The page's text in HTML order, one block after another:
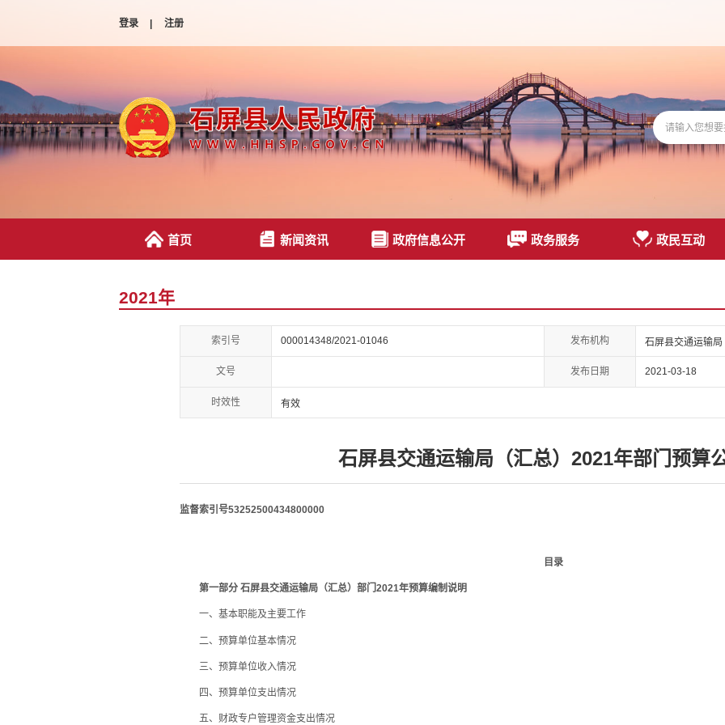
登录 | 注册
首页 新闻资讯 政府信息公开 政务服务 政民互动
2021年
索引号 000014348/2021-01046 发布机构 石屏县交通运输局
文号 发布日期 2021-03-18
时效性 有效
石屏县交通运输局（汇总）2021年部门预算
监督索引号53252500434800000
目录
第一部分 石屏县交通运输局（汇总）部门2021年预算编制说明
一、基本职能及主要工作
二、预算单位基本情况
三、预算单位收入情况
四、预算单位支出情况
五、财政专户管理资金支出情况